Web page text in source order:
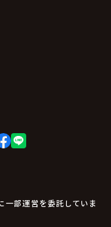
Facebook
LINE
部運営を委託していま